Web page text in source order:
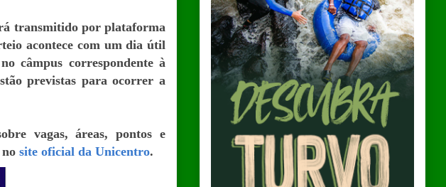
transmitido por plataforma
acontece com um dia útil
câmpus correspondente à
previstas para ocorrer a
vagas, áreas, pontos e
site oficial da Unicentro.